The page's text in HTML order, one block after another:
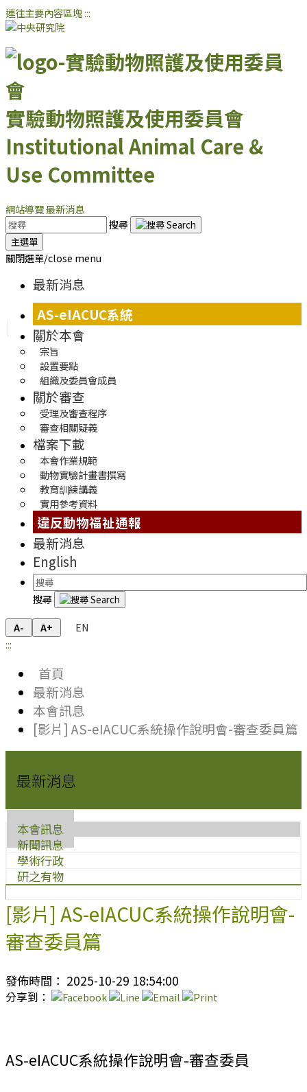
連往主要內容區塊:::
實驗動物照護及使用委員會
Institutional Animal Care &
Use Committee
網站導覽最新消息
搜尋
主選單
關閉選單/close menu
最新消息
AS-eIACUC系統
關於本會
宗旨
設置要點
組織及委員會成員
關於審查
受理及審查程序
審查相關疑義
檔案下載
本會作業規範
動物實驗計畫書撰寫
教育訓練講義
實用參考資料
違反動物福祉通報
最新消息
English
搜尋
A- A+
EN
:::
首頁
最新消息
本會訊息
[影片] AS-eIACUC系統操作說明會-審查委員篇
最新消息
本會訊息
新聞訊息
學術行政
研之有物
[影片] AS-eIACUC系統操作說明會-
審查委員篇
發佈時間： 2025-10-29 18:54:00
分享到：
AS-eIACUC系統操作說明會-審查委員